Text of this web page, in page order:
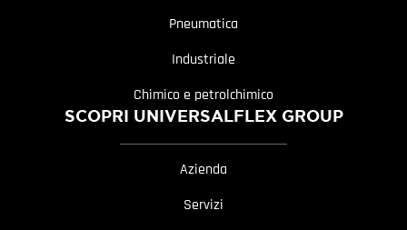
Pneumatica
Industriale
Chimico e petrolchimico
SCOPRI UNIVERSALFLEX GROUP
Azienda
Servizi